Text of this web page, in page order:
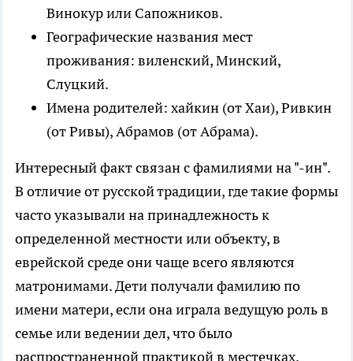
Винокур или Сапожников.
Географические названия мест
проживания: виленский, Минский,
Слуцкий.
Имена родителей: хайкин (от Хаи), Ривкин
(от Ривы), Абрамов (от Абрама).
Интересный факт связан с фамилиями на "-ин".
В отличие от русской традиции, где такие формы
часто указывали на принадлежность к
определенной местности или объекту, в
еврейской среде они чаще всего являются
матронимами. Дети получали фамилию по
имени матери, если она играла ведущую роль в
семье или ведении дел, что было
распространенной практикой в местечках.